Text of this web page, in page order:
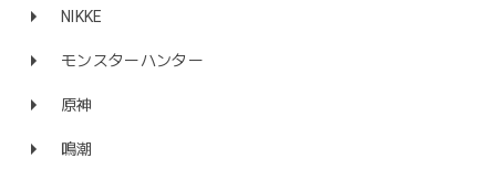
NIKKE
モンスターハンター
原神
鳴潮